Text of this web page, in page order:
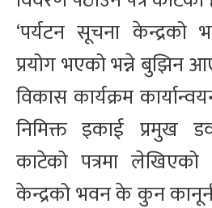
‘पर्यटन सूचना केन्द्रको
प्रयोग भएको भन्ने बुझिन
विकास कार्यक्रम
निमिक्त इकाई प्रमुख
काटेको पत्रमा
केन्द्रको भवन के कुन